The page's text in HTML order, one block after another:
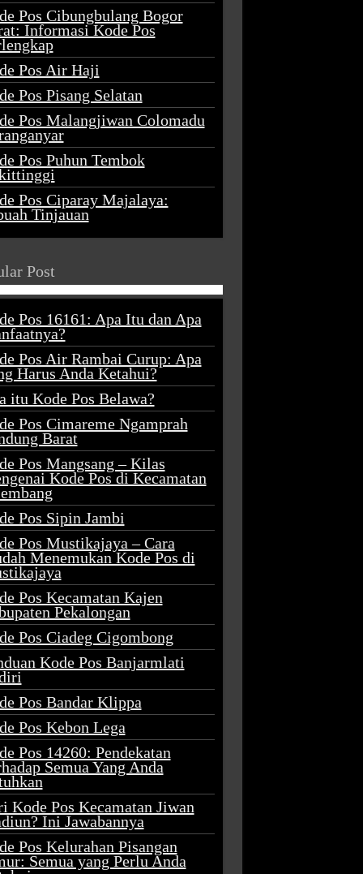
Pos Cibungbulang Bogor
Informasi Kode Pos
Pos Air Haji
Pos Pisang Selatan
Pos Malangjiwan Colomadu
Pos Puhun Tembok
Pos Ciparay Majalaya:
Tinjauan
Post
Pos 16161: Apa Itu dan Apa
Pos Air Rambai Curup: Apa
Harus Anda Ketahui?
itu Kode Pos Belawa?
Pos Cimareme Ngamprah
Barat
Pos Mangsang – Kilas
Kode Pos di Kecamatan
Pos Sipin Jambi
Pos Mustikajaya – Cara
Menemukan Kode Pos di
Pos Kecamatan Kajen
Pekalongan
Pos Ciadeg Cigombong
Kode Pos Banjarmlati
Pos Bandar Klippa
Pos Kebon Lega
Pos 14260: Pendekatan
Semua Yang Anda
Kode Pos Kecamatan Jiwan
Ini Jawabannya
Pos Kelurahan Pisangan
Semua yang Perlu Anda